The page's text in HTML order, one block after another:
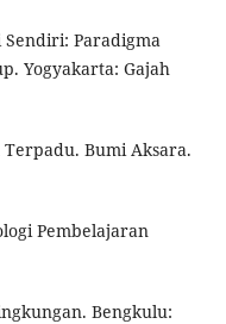
Paradigma
Yogyakarta: Gajah
Bumi Aksara.
Pembelajaran
Bengkulu: